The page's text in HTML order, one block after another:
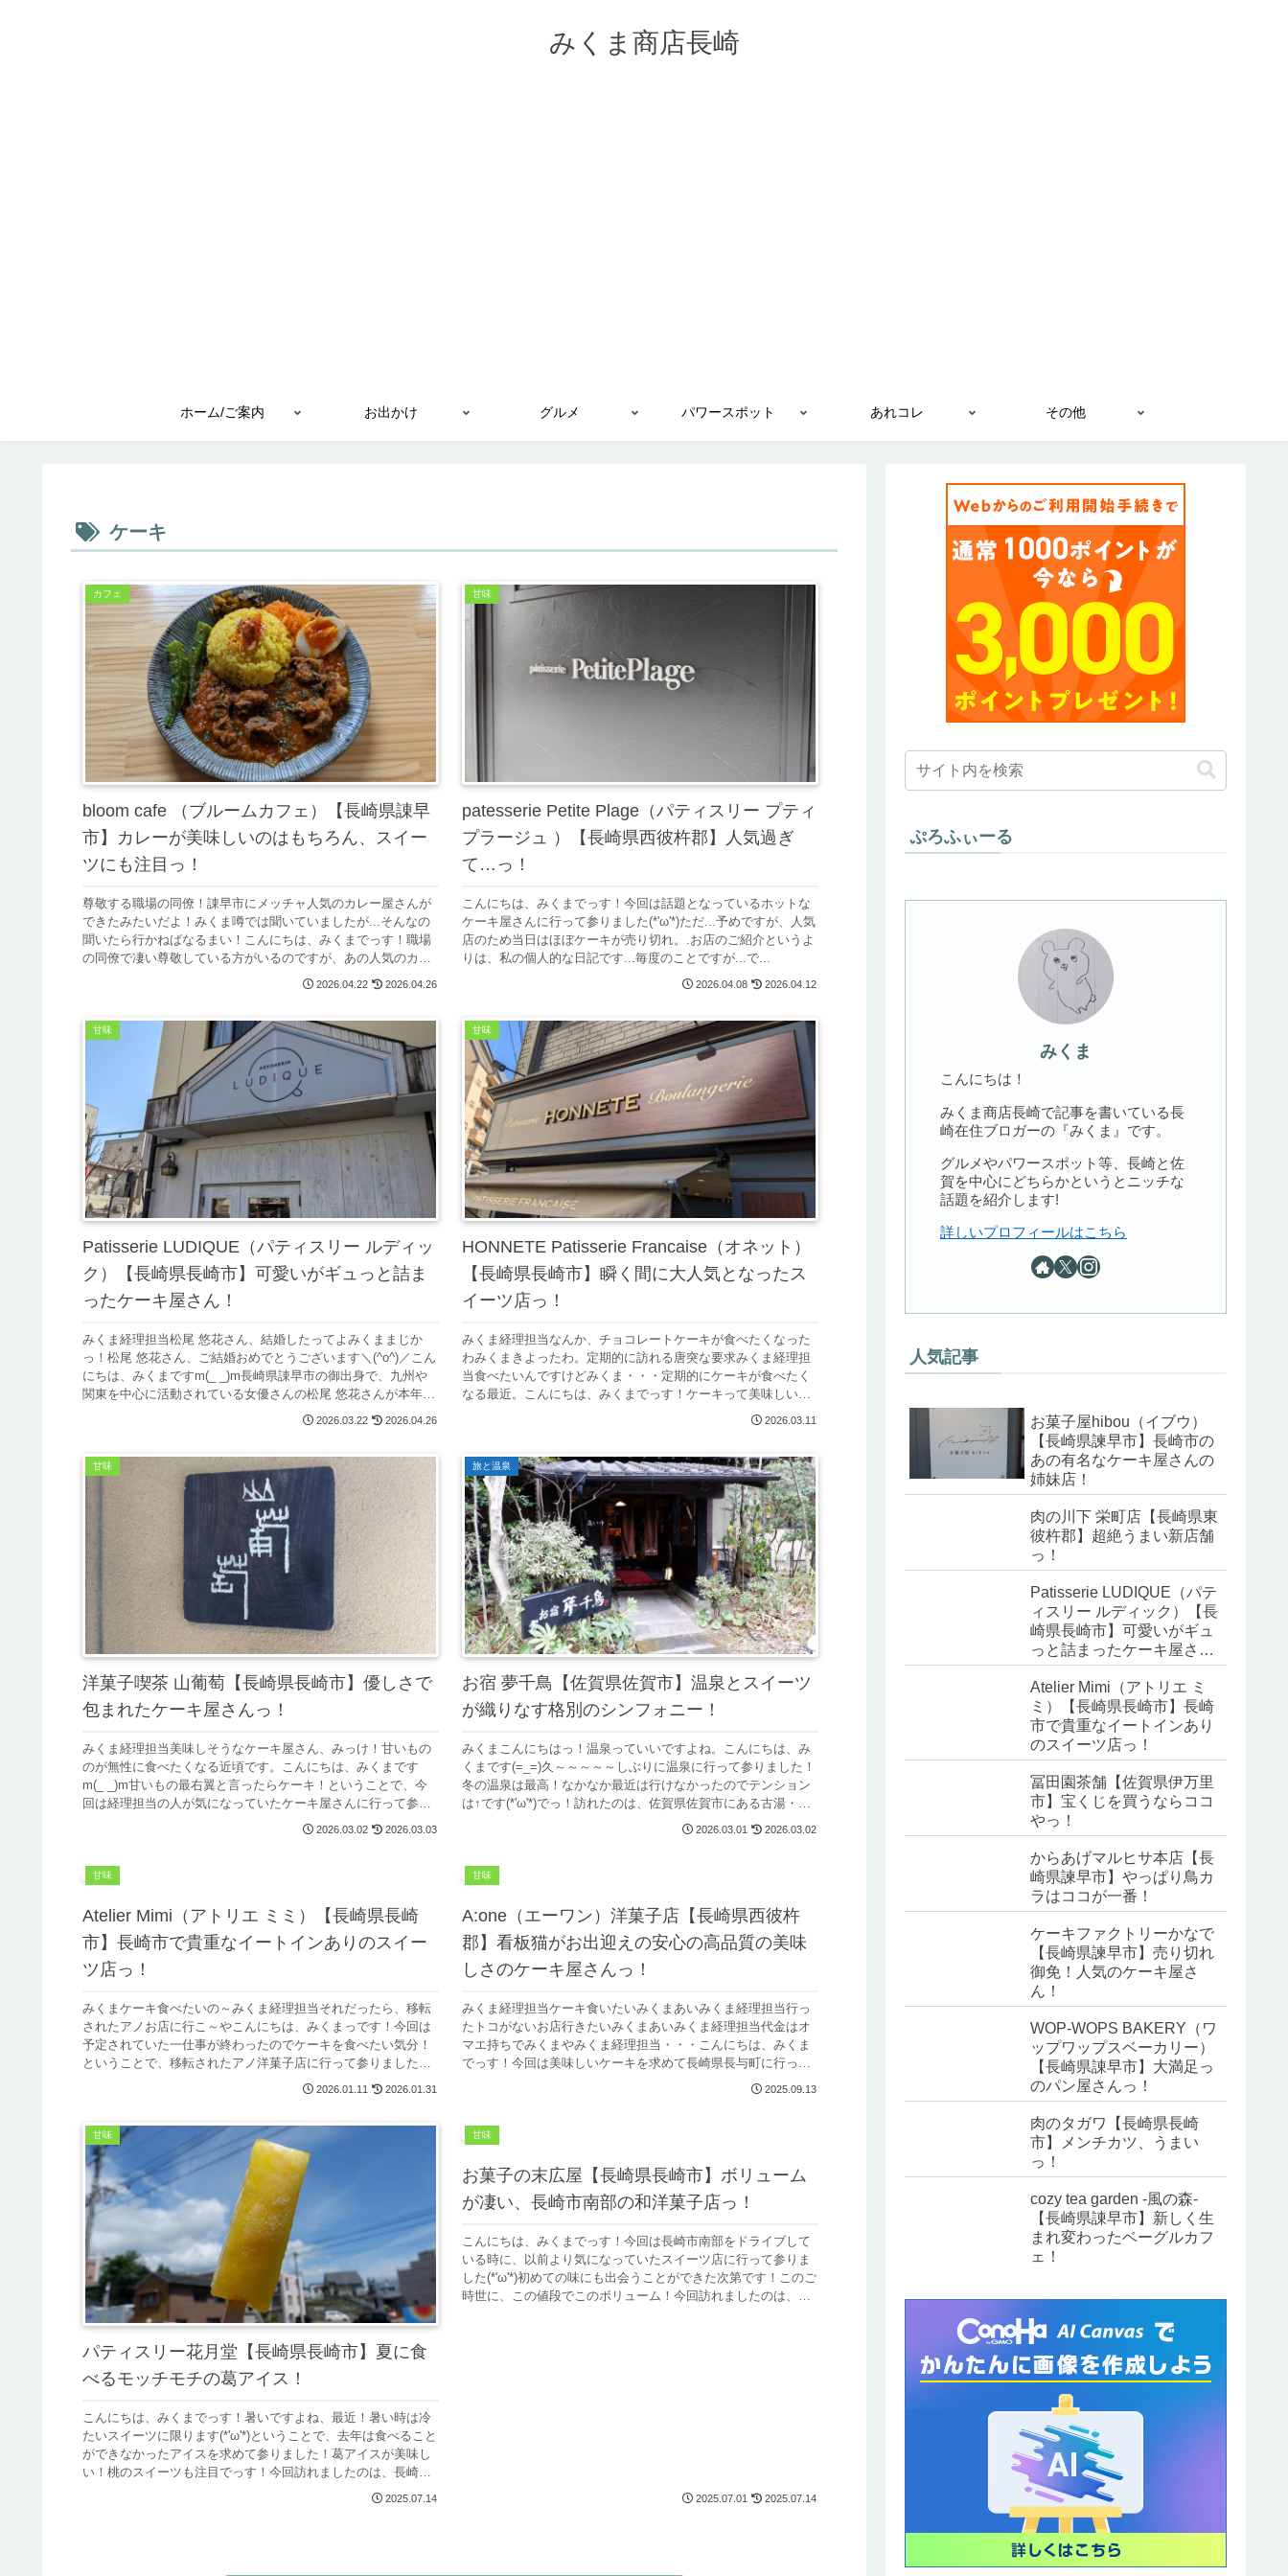
みくま商店長崎
ホーム/ご案内 お出かけ グルメ パワースポット あれコレ その他
ケーキ
カフェ
bloom cafe （ブルームカフェ）【長崎県諌早
市】カレーが美味しいのはもちろん、スイー
ツにも注目っ！
尊敬する職場の同僚！諌早市にメッチャ人気のカレー屋さんが
できたみたいだよ！みくま噂では聞いていましたが...そんなの
聞いたら行かねばなるまい！こんにちは、みくまでっす！職場
の同僚で凄い尊敬している方がいるのですが、あの人気のカレ
2026.04.22 2026.04.26
甘味
patesserie Petite Plage（パティスリー プティ
プラージュ ）【長崎県西彼杵郡】人気過ぎ
て…っ！
こんにちは、みくまでっす！今回は話題となっているホットな
ケーキ屋さんに行って参りました(*'ω'*)ただ...予めですが、人気
店のため当日はほぼケーキが売り切れ。.お店のご紹介というよ
りは、私の個人的な日記です...毎度のことですが...で...
2026.04.08 2026.04.12
甘味
Patisserie LUDIQUE（パティスリー ルディッ
ク）【長崎県長崎市】可愛いがギュっと詰ま
ったケーキ屋さん！
みくま経理担当松尾 悠花さん、結婚したってよみくままじか
っ！松尾 悠花さん、ご結婚おめでとうございます＼(^o^)／こん
にちは、みくまですm(_ _)m長崎県諌早市の御出身で、九州や
関東を中心に活動されている女優さんの松尾 悠花さんが本年
2026.03.22 2026.04.26
甘味
HONNETE Patisserie Francaise（オネット）
【長崎県長崎市】瞬く間に大人気となったス
イーツ店っ！
みくま経理担当なんか、チョコレートケーキが食べたくなった
わみくまきよったわ。定期的に訪れる唐突な要求みくま経理担
当食べたいんですけどみくま・・・定期的にケーキが食べたく
なる最近。こんにちは、みくまでっす！ケーキって美味しいで
2026.03.11
甘味
洋菓子喫茶 山葡萄【長崎県長崎市】優しさで
包まれたケーキ屋さんっ！
みくま経理担当美味しそうなケーキ屋さん、みっけ！甘いもの
のが無性に食べたくなる近頃です。こんにちは、みくまです
m(_ _)m甘いもの最右翼と言ったらケーキ！ということで、今
回は経理担当の人が気になっていたケーキ屋さんに行って参り
2026.03.02 2026.03.03
旅と温泉
お宿 夢千鳥【佐賀県佐賀市】温泉とスイーツ
が織りなす格別のシンフォニー！
みくまこんにちはっ！温泉っていいですよね。こんにちは、み
くまです(=_=)久～～～～～しぶりに温泉に行って参りました！
冬の温泉は最高！なかなか最近は行けなかったのでテンション
は↑です(*'ω'*)でっ！訪れたのは、佐賀県佐賀市にある古湯・
2026.03.01 2026.03.02
甘味
Atelier Mimi（アトリエ ミミ）【長崎県長崎
市】長崎市で貴重なイートインありのスイー
ツ店っ！
みくまケーキ食べたいの～みくま経理担当それだったら、移転
されたアノお店に行こ～やこんにちは、みくまっです！今回は
予定されていた一仕事が終わったのでケーキを食べたい気分！
ということで、移転されたアノ洋菓子店に行って参りました
2026.01.11 2026.01.31
甘味
A:one（エーワン）洋菓子店【長崎県西彼杵
郡】看板猫がお出迎えの安心の高品質の美味
しさのケーキ屋さんっ！
みくま経理担当ケーキ食いたいみくまあいみくま経理担当行っ
たトコがないお店行きたいみくまあいみくま経理担当代金はオ
マエ持ちでみくまやみくま経理担当・・・こんにちは、みくま
でっす！今回は美味しいケーキを求めて長崎県長与町に行って
2025.09.13
甘味
パティスリー花月堂【長崎県長崎市】夏に食
べるモッチモチの葛アイス！
こんにちは、みくまでっす！暑いですよね、最近！暑い時は冷
たいスイーツに限ります(*'ω'*)ということで、去年は食べること
ができなかったアイスを求めて参りました！葛アイスが美味し
い！桃のスイーツも注目でっす！今回訪れましたのは、長崎県
2025.07.14
甘味
お菓子の末広屋【長崎県長崎市】ボリューム
が凄い、長崎市南部の和洋菓子店っ！
こんにちは、みくまでっす！今回は長崎市南部をドライブして
いる時に、以前より気になっていたスイーツ店に行って参りま
した(*'ω'*)初めての味にも出会うことができた次第です！このご
時世に、この値段でこのボリューム！今回訪れましたのは、長
2025.07.01 2025.07.14
ぷろふぃーる
みくま
こんにちは！
みくま商店長崎で記事を書いている長
崎在住ブロガーの『みくま』です。
グルメやパワースポット等、長崎と佐
賀を中心にどちらかというとニッチな
話題を紹介します!
詳しいプロフィールはこちら
人気記事
お菓子屋hibou（イブウ）
【長崎県諫早市】長崎市の
あの有名なケーキ屋さんの
姉妹店！
肉の川下 栄町店【長崎県東
彼杵郡】超絶うまい新店舗
っ！
Patisserie LUDIQUE（パテ
ィスリー ルディック）【長
崎県長崎市】可愛いがギュ
っと詰まったケーキ屋さ
ん！
Atelier Mimi（アトリエ ミ
ミ）【長崎県長崎市】長崎
市で貴重なイートインあり
のスイーツ店っ！
冨田園茶舗【佐賀県伊万里
市】宝くじを買うならココ
やっ！
からあげマルヒサ本店【長
崎県諫早市】やっぱり鳥カ
ラはココが一番！
ケーキファクトリーかなで
【長崎県諫早市】売り切れ
御免！人気のケーキ屋さ
ん！
WOP-WOPS BAKERY（ワ
ップワップスベーカリー）
【長崎県諌早市】大満足っ
のパン屋さんっ！
肉のタガワ【長崎県長崎
市】メンチカツ、うまい
っ！
cozy tea garden -風の森-
【長崎県諌早市】新しく生
まれ変わったベーグルカフ
ェ！